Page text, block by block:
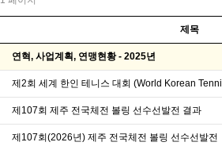
제목
연혁, 사업계획, 연맹현황 - 2025년
제2회 세계 한인 테니스 대회 (World Korean
제107회 제주 전국체전 볼링 선수선발전 결과
제107회(2026년) 제주 전국체전 볼링 선수선발전